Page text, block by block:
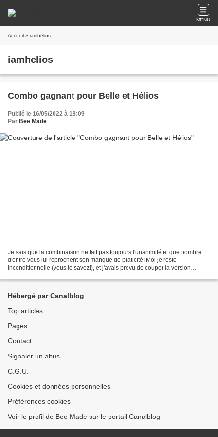
MENU
Accueil » iamhelios
iamhelios
Combo gagnant pour Belle et Hélios
Publié le 16/05/2022 à 18:09
Par Bee Made
Je sais que la combinaison ne fait pas toujours l'unanimité et que nombre
d'entre vous lui reprochent son manque de praticité! Moi je reste
inconditionnelle (vous le savez!), et j'avais prévu de couper la version
Hébergé par Canalblog
Top articles
Pages
Contact
Signaler un abus
C.G.U.
Cookies et données personnelles
Préférences cookies
Voir le profil de Bee Made sur le portail Canalblog